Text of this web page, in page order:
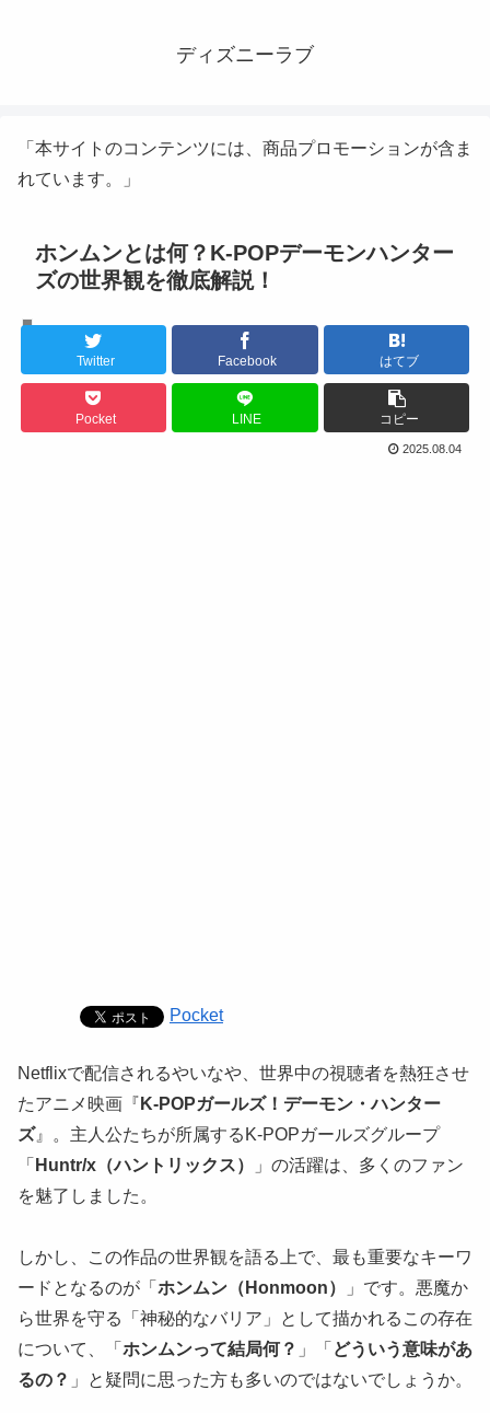
ディズニーラブ
「本サイトのコンテンツには、商品プロモーションが含ま
れています。」
ホンムンとは何？K-POPデーモンハンター
ズの世界観を徹底解説！
Twitter Facebook はてブ
Pocket LINE コピー
2025.08.04
Pocket
Netflixで配信されるやいなや、世界中の視聴者を熱狂させ
たアニメ映画『 K-POPガールズ！デーモン・ハンター
ズ』。主人公たちが所属するK-POPガールズグループ
「 Huntr/x（ハントリックス）
」の活躍は、多くのファン
を魅了しました。
しかし、この作品の世界観を語る上で、最も重要なキーワ
ードとなるのが「 ホンムン（Honmoon）
」です。悪魔か
ら世界を守る「神秘的なバリア」として描かれるこの存在
について、「 ホンムンって結局何？ 」「 どういう意味があ
るの？ 」と疑問に思った方も多いのではないでしょうか。